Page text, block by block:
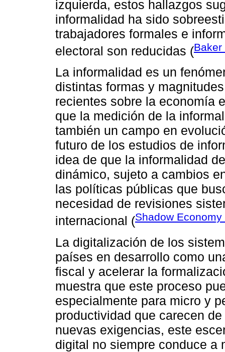
izquierda, estos hallazgos
informalidad ha sido
trabajadores formales e
electoral son reducidas (Baker
La informalidad es un
distintas formas y
recientes sobre la economía
que la medición de la
también un campo en
futuro de los estudios de
idea de que la informalidad
dinámico, sujeto a cambios
las políticas públicas que
necesidad de revisiones
internacional (Shadow
La digitalización de los
países en desarrollo como
fiscal y acelerar la
muestra que este proceso
especialmente para micro y
productividad que carecen
nuevas exigencias, este
digital no siempre conduce a